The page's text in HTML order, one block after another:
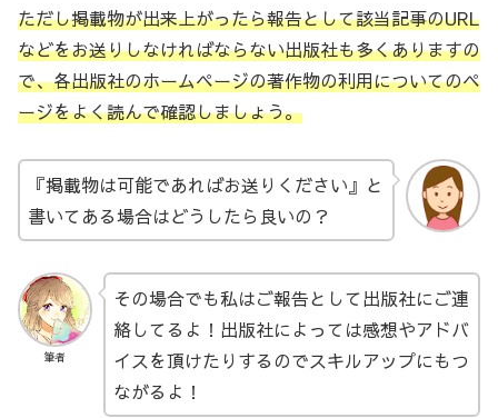
ただし掲載物が出来上がったら報告として該当記事のURL
などをお送りしなければならない出版社も多くありますの
で、各出版社のホームページの著作物の利用についてのペ
ージをよく読んで確認しましょう。
『掲載物は可能であればお送りください』と
書いてある場合はどうしたら良いの？
筆者
その場合でも私はご報告として出版社にご連
絡してるよ！出版社によっては感想やアドバ
イスを頂けたりするのでスキルアップにもつ
ながるよ！